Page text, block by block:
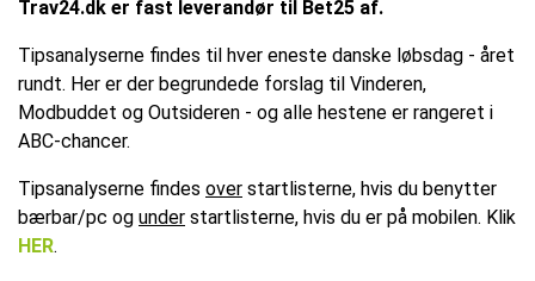
Trav24.dk er fast leverandør til Bet25 af.
Tipsanalyserne findes til hver eneste danske løbsdag - året
rundt. Her er der begrundede forslag til Vinderen,
Modbuddet og Outsideren - og alle hestene er rangeret i
ABC-chancer.
Tipsanalyserne findes over startlisterne, hvis du benytter
bærbar/pc og under startlisterne, hvis du er på mobilen. Klik
HER.